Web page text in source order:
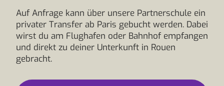
Auf Anfrage kann über unsere Partnerschule ein
privater Transfer ab Paris gebucht werden. Dabei
wirst du am Flughafen oder Bahnhof empfangen
und direkt zu deiner Unterkunft in Rouen
gebracht.